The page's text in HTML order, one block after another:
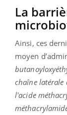
La
Ainsi, ces
moyen
chaîne latérale
l'acide